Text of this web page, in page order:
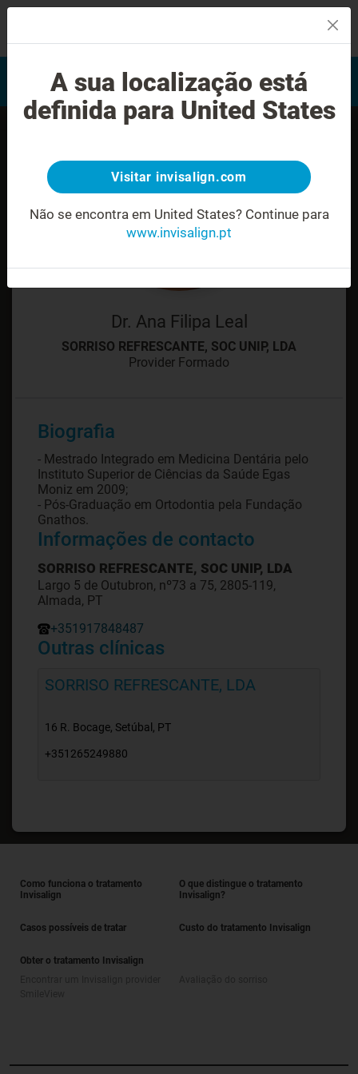
Avaliação do sorriso
Encontrar um Invisalign
provider
Dr. Ana Filipa Leal
SORRISO REFRESCANTE, SOC UNIP, LDA
Provider Formado
Biografia
- Mestrado Integrado em Medicina Dentária pelo
Instituto Superior de Ciências da Saúde Egas
Moniz em 2009;
- Pós-Graduação em Ortodontia pela Fundação
Gnathos.
Informações de contacto
SORRISO REFRESCANTE, SOC UNIP, LDA
Largo 5 de Outubron, nº73 a 75, 2805-119,
Almada, PT
+351917848487
Outras clínicas
SORRISO REFRESCANTE, LDA
16 R. Bocage, Setúbal, PT
+351265249880
Como funciona o tratamento
Invisalign
O que distingue o tratamento
Invisalign?
Casos possíveis de tratar Custo do tratamento Invisalign
Obter o tratamento Invisalign
A sua localização está
definida para United States
Visitar invisalign.com
Não se encontra em United States? Continue para
www.invisalign.pt